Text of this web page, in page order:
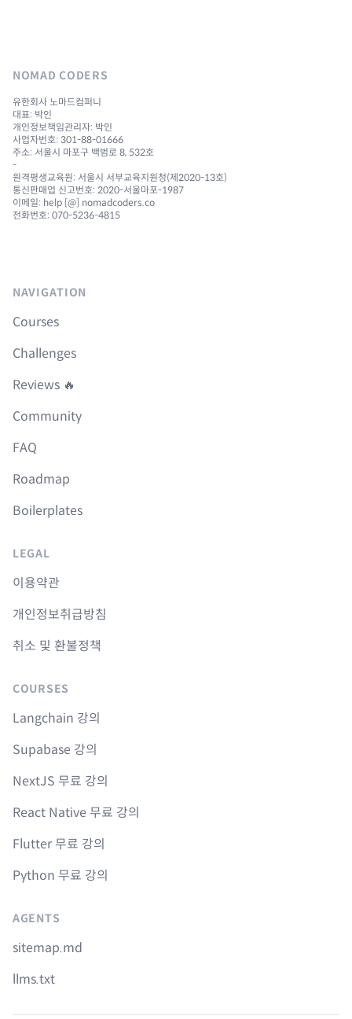
NOMAD CODERS
유한회사 노마드컴퍼니
대표: 박인
개인정보책임관리자: 박인
사업자번호: 301-88-01666
주소: 서울시 마포구 백범로 8, 532호
-
원격평생교육원: 서울시 서부교육지원청(제2020-13호)
통신판매업 신고번호: 2020-서울마포-1987
이메일: help [@] nomadcoders.co
전화번호: 070-5236-4815
NAVIGATION
Courses
Challenges
Reviews 🔥
Community
FAQ
Roadmap
Boilerplates
LEGAL
이용약관
개인정보취급방침
취소 및 환불정책
COURSES
Langchain 강의
Supabase 강의
NextJS 무료 강의
React Native 무료 강의
Flutter 무료 강의
Python 무료 강의
AGENTS
sitemap.md
llms.txt